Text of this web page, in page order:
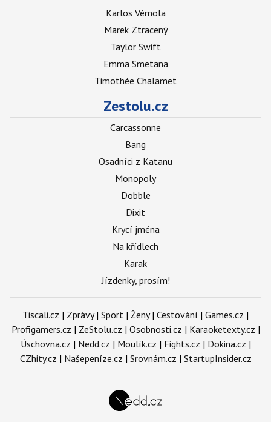
Karlos Vémola
Marek Ztracený
Taylor Swift
Emma Smetana
Timothée Chalamet
Zestolu.cz
Carcassonne
Bang
Osadníci z Katanu
Monopoly
Dobble
Dixit
Krycí jména
Na křídlech
Karak
Jízdenky, prosím!
Tiscali.cz | Zprávy| Sport | Ženy| Cestování | Games.cz |
Profigamers.cz | ZeStolu.cz | Osobnosti.cz | Karaoketexty.cz |
Úschovna.cz | Nedd.cz | Moulík.cz | Fights.cz | Dokina.cz |
CZhity.cz | Našepeníze.cz | Srovnám.cz | StartupInsider.cz